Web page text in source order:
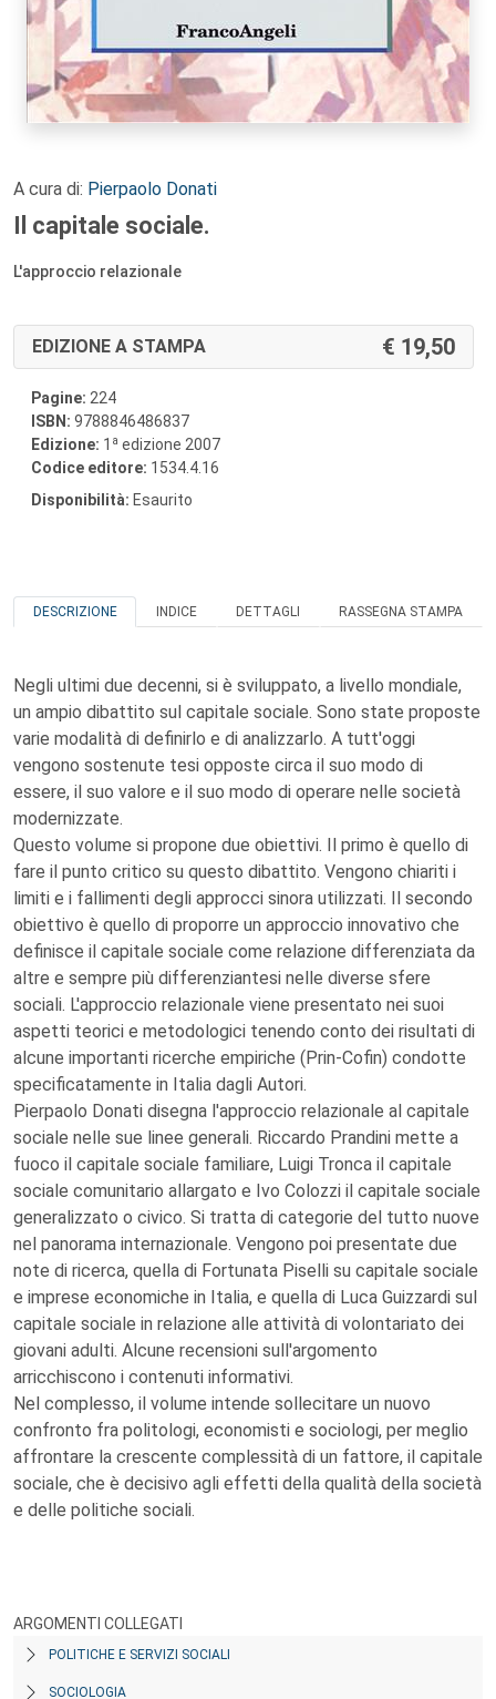
A cura di: Pierpaolo Donati
Il capitale sociale.
L'approccio relazionale
EDIZIONE A STAMPA 19,50
Pagine: 224
ISBN: 9788846486837
Edizione: 1 a edizione 2007
Codice editore: 1534.4.16
Disponibilità: Esaurito
DESCRIZIONE INDICE DETTAGLI RASSEGNA STAMPA
Negli ultimi due decenni, si è sviluppato, a livello mondiale,
un ampio dibattito sul capitale sociale. Sono state proposte
varie modalità di definirlo e di analizzarlo. A tutt'oggi
vengono sostenute tesi opposte circa il suo modo di
essere, il suo valore e il suo modo di operare nelle società
modernizzate.
Questo volume si propone due obiettivi. Il primo è quello di
fare il punto critico su questo dibattito. Vengono chiariti i
limiti e i fallimenti degli approcci sinora utilizzati. Il secondo
obiettivo è quello di proporre un approccio innovativo che
definisce il capitale sociale come relazione differenziata da
altre e sempre più differenziantesi nelle diverse sfere
sociali. L'approccio relazionale viene presentato nei suoi
aspetti teorici e metodologici tenendo conto dei risultati di
alcune importanti ricerche empiriche (Prin-Cofin) condotte
specificatamente in Italia dagli Autori.
Pierpaolo Donati disegna l'approccio relazionale al capitale
sociale nelle sue linee generali. Riccardo Prandini mette a
fuoco il capitale sociale familiare, Luigi Tronca il capitale
sociale comunitario allargato e Ivo Colozzi il capitale sociale
generalizzato o civico. Si tratta di categorie del tutto nuove
nel panorama internazionale. Vengono poi presentate due
note di ricerca, quella di Fortunata Piselli su capitale sociale
e imprese economiche in Italia, e quella di Luca Guizzardi sul
capitale sociale in relazione alle attività di volontariato dei
giovani adulti. Alcune recensioni sull'argomento
arricchiscono i contenuti informativi.
Nel complesso, il volume intende sollecitare un nuovo
confronto fra politologi, economisti e sociologi, per meglio
affrontare la crescente complessità di un fattore, il capitale
sociale, che è decisivo agli effetti della qualità della società
e delle politiche sociali.
ARGOMENTI COLLEGATI
POLITICHE E SERVIZI SOCIALI
SOCIOLOGIA